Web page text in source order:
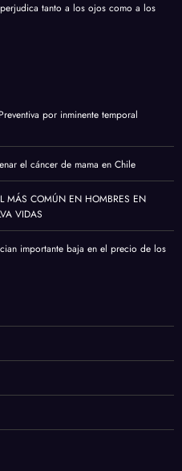
tanto a los ojos como a los
por inminente temporal
el cáncer de mama en Chile
MÁS COMÚN EN HOMBRES EN
VIDAS
importante baja en el precio de los